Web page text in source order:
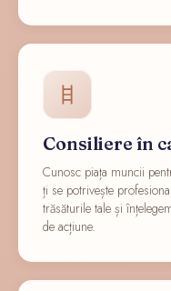
Consiliere în
Cunosc piața muncii
ți se potrivește
trăsăturile tale și
de acțiune.